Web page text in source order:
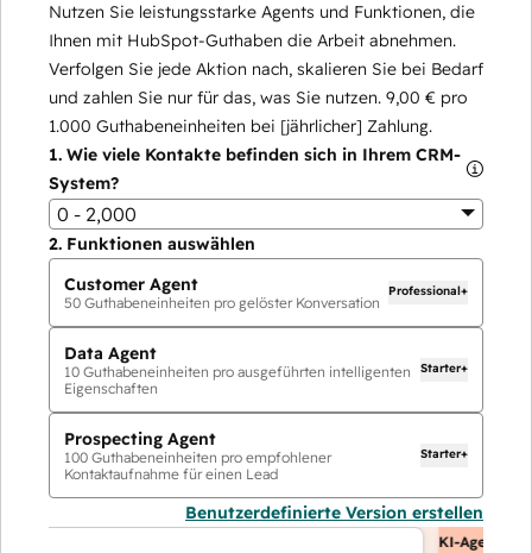
Nutzen Sie leistungsstarke Agents und Funktionen, die
Ihnen mit HubSpot-Guthaben die Arbeit abnehmen.
Verfolgen Sie jede Aktion nach, skalieren Sie bei Bedarf
und zahlen Sie nur für das, was Sie nutzen. 9,00 € pro
1.000 Guthabeneinheiten bei [jährlicher] Zahlung.
1. Wie viele Kontakte befinden sich in Ihrem CRM-
System?
0 - 2,000
2. Funktionen auswählen
Customer Agent
50 Guthabeneinheiten pro gelöster Konversation
Professional+
Data Agent
10 Guthabeneinheiten pro ausgeführten intelligenten
Eigenschaften
Starter+
Prospecting Agent
100 Guthabeneinheiten pro empfohlener
Kontaktaufnahme für einen Lead
Starter+
Benutzerdefinierte Version erstellen
KI-Agents